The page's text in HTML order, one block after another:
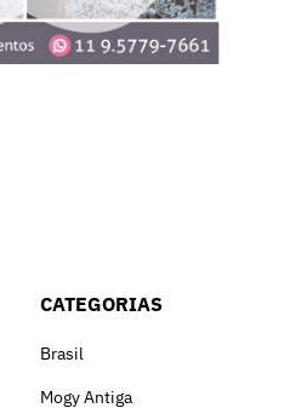
CATEGORIAS
Brasil
Mogy Antiga